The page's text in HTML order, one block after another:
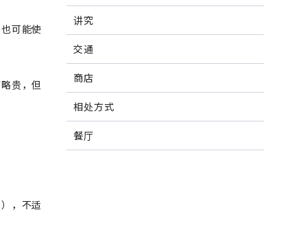
可能使
贵，但
，不适
讲究
交通
商店
相处方式
餐厅